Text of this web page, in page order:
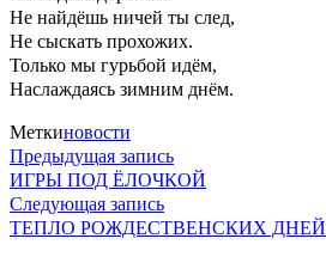
Не найдёшь ничей ты след,
Не сыскать прохожих.
Только мы гурьбой идём,
Наслаждаясь зимним днём.
Меткиновости
Навигация
по
записям
Предыдущая записьПредыдущая
запись:
ИГРЫ ПОД ЁЛОЧКОЙ
Следующая записьСледующая
запись:
ТЕПЛО РОЖДЕСТВЕНСКИХ ДНЕЙ